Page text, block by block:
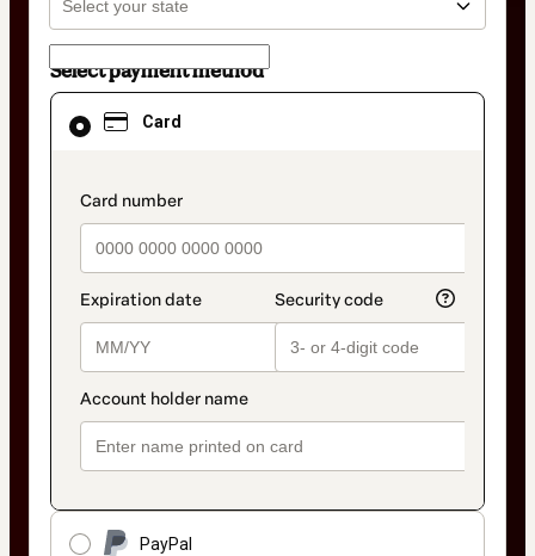
Select payment method
Card
payment_data.section_title_v2
PayPal
Card
selected
method